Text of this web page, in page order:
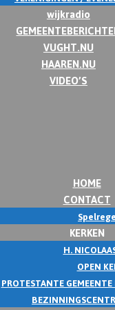
wijkradio
VUGHT.NU
HAAREN.NU
VIDEO’S
HOME
CONTACT
KERKEN
H.
OPEN
PROTESTANTE